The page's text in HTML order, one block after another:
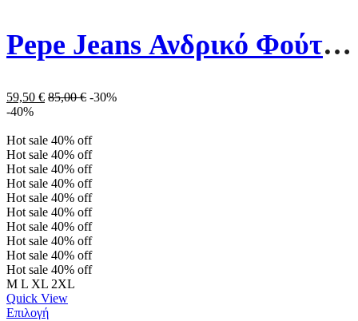
Pepe Jeans Ανδρικό Φούτερ Με Κουκούλα PM582243-732 Χακί
59,50 € 85,00€ -30%
-40%
Hot sale 40% off
Hot sale 40% off
Hot sale 40% off
Hot sale 40% off
Hot sale 40% off
Hot sale 40% off
Hot sale 40% off
Hot sale 40% off
Hot sale 40% off
Hot sale 40% off
M L XL 2XL
Quick View
Επιλογή